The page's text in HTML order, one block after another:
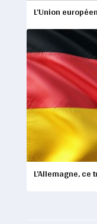
L’Union
L’Allemagne,